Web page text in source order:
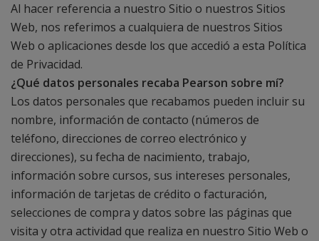
Al hacer referencia a nuestro Sitio o nuestros Sitios
Web, nos referimos a cualquiera de nuestros Sitios
Web o aplicaciones desde los que accedió a esta Política
de Privacidad.
¿Qué datos personales recaba Pearson sobre mí?
Los datos personales que recabamos pueden incluir su
nombre, información de contacto (números de
teléfono, direcciones de correo electrónico y
direcciones), su fecha de nacimiento, trabajo,
información sobre cursos, sus intereses personales,
información de tarjetas de crédito o facturación,
selecciones de compra y datos sobre las páginas que
visita y otra actividad que realiza en nuestro Sitio Web o